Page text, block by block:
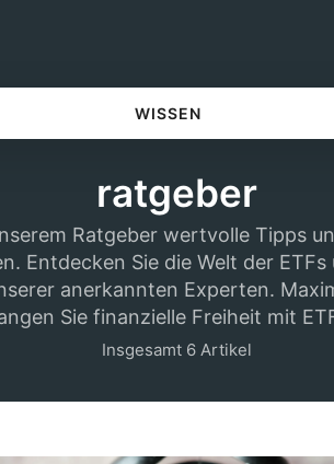
WISSEN
ratgeber
Ratgeber wertvolle Tipps
Entdecken Sie die Welt der
anerkannten Experten.
Sie finanzielle Freiheit mit
Insgesamt 6 Artikel